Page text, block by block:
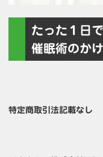
たった１日
催眠術のか
特定商取引法記載なし